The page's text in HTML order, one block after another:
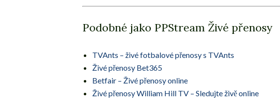
Podobné jako PPStream Živé přenosy
TVAnts – živé fotbalové přenosy s TVAnts
Živé přenosy Bet365
Betfair – Živé přenosy online
Živé přenosy William Hill TV – Sledujte živě online